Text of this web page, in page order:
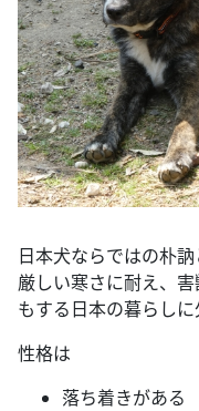
日本犬ならではの朴
厳しい寒さに耐え、
もする日本の暮らしに
性格は
落ち着きがある